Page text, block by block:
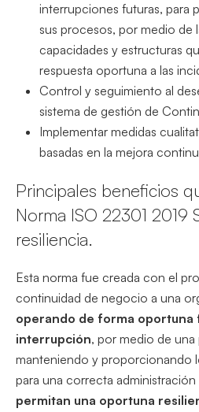
interrupciones futuras, para
sus procesos, por medio de
capacidades y estructuras
respuesta oportuna a las
Control y seguimiento al
sistema de gestión de
Implementar medidas
basadas en la mejora
Principales beneficios
Norma ISO 22301 2019
resiliencia.
Esta norma fue creada con el
continuidad de negocio a una
operando de forma oportuna
interrupción, por medio de
manteniendo y proporcionando
para una correcta
permitan una oportuna